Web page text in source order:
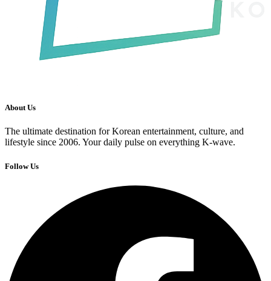
About Us
The ultimate destination for Korean entertainment, culture, and
lifestyle since 2006. Your daily pulse on everything K-wave.
Follow Us